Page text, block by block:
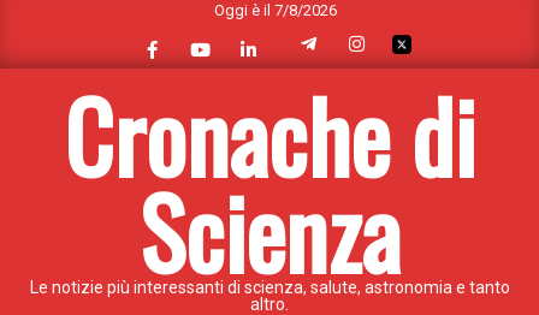
content
Oggi è il 7/8/2026
Cronache di
Scienza
Le notizie più interessanti di scienza, salute, astronomia e tanto
altro.